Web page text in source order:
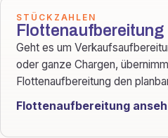
STÜCKZAHLEN
Flottenaufbereitung
Geht es um
oder ganze Chargen,
Flottenaufbereitung den
Flottenaufbereitung